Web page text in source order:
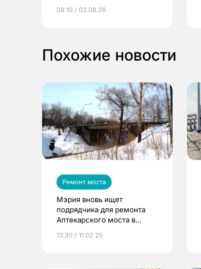
выиграть призы
09:10 / 03.08.26
Похожие новости
Ремонт моста
Мэрия вновь ищет
подрядчика для ремонта
Аптекарского моста в
13:30 / 11.02.25